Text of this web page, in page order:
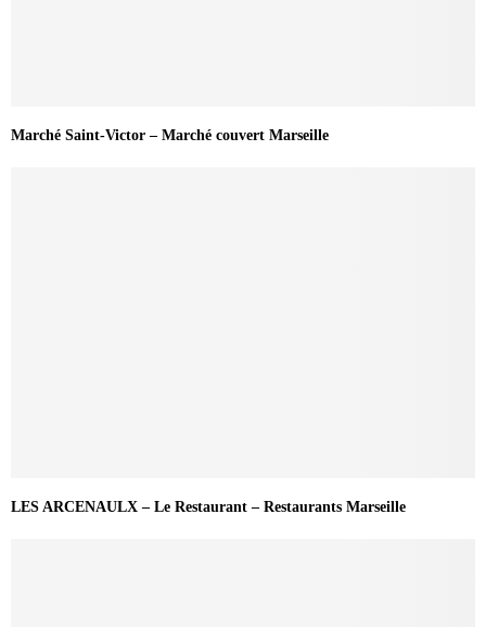
Marché Saint-Victor – Marché couvert Marseille
LES ARCENAULX – Le Restaurant – Restaurants Marseille